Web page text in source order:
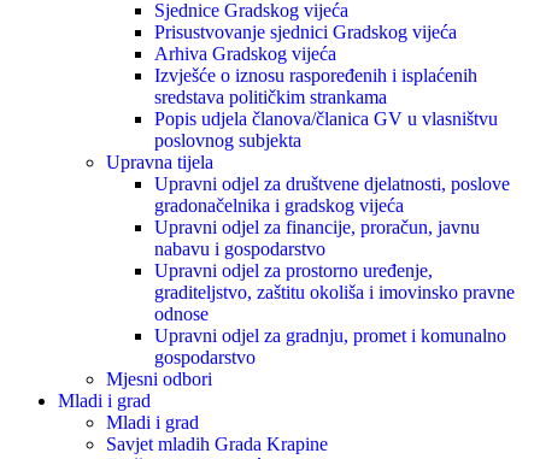
Sjednice Gradskog vijeća
Prisustvovanje sjednici Gradskog vijeća
Arhiva Gradskog vijeća
Izvješće o iznosu raspoređenih i isplaćenih
sredstava političkim strankama
Popis udjela članova/članica GV u vlasništvu
poslovnog subjekta
Upravna tijela
Upravni odjel za društvene djelatnosti, poslove
gradonačelnika i gradskog vijeća
Upravni odjel za financije, proračun, javnu
nabavu i gospodarstvo
Upravni odjel za prostorno uređenje,
graditeljstvo, zaštitu okoliša i imovinsko pravne
odnose
Upravni odjel za gradnju, promet i komunalno
gospodarstvo
Mjesni odbori
Mladi i grad
Mladi i grad
Savjet mladih Grada Krapine